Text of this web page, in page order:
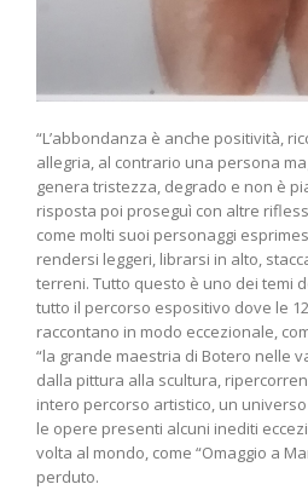
“L’abbondanza è anche positività,
allegria, al contrario una persona
genera tristezza, degrado e non è
risposta poi proseguì con altre
come molti suoi personaggi
rendersi leggeri, librarsi in alto,
terreni. Tutto questo è uno dei temi
tutto il percorso espositivo dove le
raccontano in modo eccezionale,
“la grande maestria di Botero nelle
dalla pittura alla scultura,
intero percorso artistico, un
le opere presenti alcuni inediti
volta al mondo, come “Omaggio a
perduto.